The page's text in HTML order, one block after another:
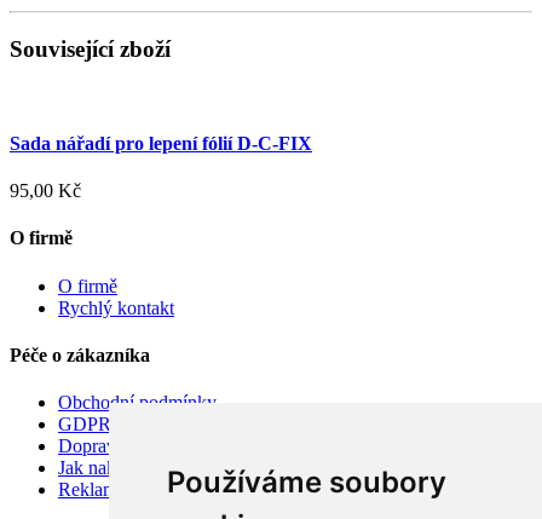
Používáme soubory
Související zboží
Sada nářadí pro lepení fólií D-C-FIX
95,00 Kč
O firmě
O firmě
Rychlý kontakt
Péče o zákazníka
Obchodní podmínky
GDPR
Doprava
Jak nakupovat
Reklamace